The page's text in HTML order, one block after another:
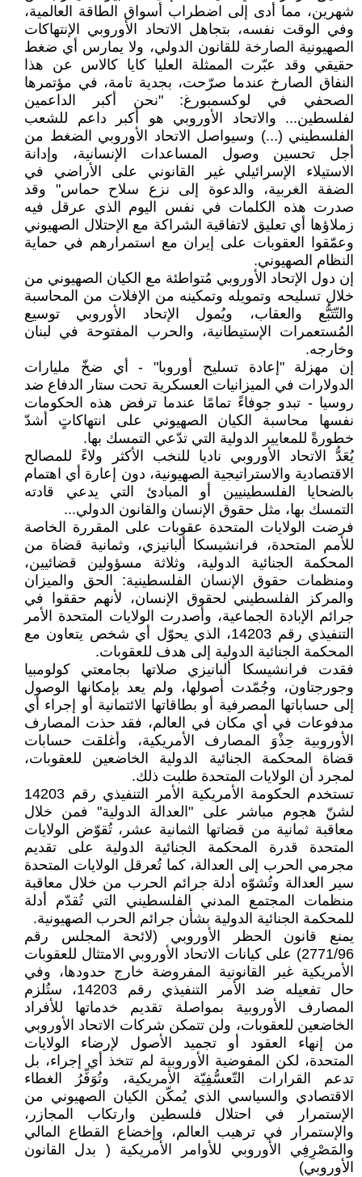
شهرين، مما أدى إلى اضطراب أسواق الطاقة العالمية،
وفي الوقت نفسه، بتجاهل الاتحاد الأوروبي الإنتهاكات
الصهيونية الصارخة للقانون الدولي، ولا يمارس أي ضغط
حقيقي وقد عبّرت الممثلة العليا كايا كالاس عن هذا
النفاق الصارخ عندما صرّحت، بجدية تامة، في مؤتمرها
الصحفي في لوكسمبورغ: "نحن أكبر الداعمين
لفلسطين... والاتحاد الأوروبي هو أكبر داعم للشعب
الفلسطيني (...) وسيواصل الاتحاد الأوروبي الضغط من
أجل تحسين وصول المساعدات الإنسانية، وإدانة
الاستيلاء الإسرائيلي غير القانوني على الأراضي في
الضفة الغربية، والدعوة إلى نزع سلاح حماس" وقد
صدرت هذه الكلمات في نفس اليوم الذي عرقل فيه
زملاؤها أي تعليق لاتفاقية الشراكة مع الإحتلال الصهيوني
وعمّقوا العقوبات على إيران مع استمرارهم في حماية
النظام الصهيوني.
إن دول الإتحاد الأوروبي مُتواطئة مع الكيان الصهيوني من
خلال تسليحه وتمويله وتمكينه من الإفلات من المحاسبة
والتّتَبُّع والعقاب، ويُمول الإتحاد الأوروبي توسيع
المُستعمرات الإستيطانية، والحرب المفتوحة في لبنان
وخارجه.
إن مهزلة "إعادة تسليح أوروبا" - أي ضخّ مليارات
الدولارات في الميزانيات العسكرية تحت ستار الدفاع ضد
روسيا - تبدو جوفاءً تمامًا عندما ترفض هذه الحكومات
نفسها محاسبة الكيان الصهيوني على انتهاكاتٍ أشدّ
خطورةً للمعايير الدولية التي تدّعي التمسك بها.
يُعَدُّ الاتحاد الأوروبي ناديا للنخب الأكثر ولاءً للمصالح
الاقتصادية والاستراتيجية الصهيونية، دون إعارة أي اهتمام
بالضحايا الفلسطينيين أو المبادئ التي يدعي قادته
التمسك بها، مثل حقوق الإنسان والقانون الدولي...
فرضت الولايات المتحدة عقوبات على المقررة الخاصة
للأمم المتحدة، فرانشيسكا ألبانيزي، وثمانية قضاة من
المحكمة الجنائية الدولية، وثلاثة مسؤولين قضائيين،
ومنظمات حقوق الإنسان الفلسطينية: الحق والميزان
والمركز الفلسطيني لحقوق الإنسان، لأنهم حققوا في
جرائم الإبادة الجماعية، وأصدرت الولايات المتحدة الأمر
التنفيذي رقم 14203، الذي يحوّل أي شخص يتعاون مع
المحكمة الجنائية الدولية إلى هدف للعقوبات.
فقدت فرانشيسكا ألبانيزي صلاتها بجامعتي كولومبيا
وجورجتاون، وجُمّدت أصولها، ولم يعد بإمكانها الوصول
إلى حساباتها المصرفية أو بطاقاتها الائتمانية أو إجراء أي
مدفوعات في أي مكان في العالم، فقد حذت المصارف
الأوروبية حِذْوَ المصارف الأمريكية، وأغلقت حسابات
قضاة المحكمة الجنائية الدولية الخاضعين للعقوبات،
لمجرد أن الولايات المتحدة طلبت ذلك.
تستخدم الحكومة الأمريكية الأمر التنفيذي رقم 14203
لشنّ هجوم مباشر على "العدالة الدولية" فمن خلال
معاقبة ثمانية من قضاتها الثمانية عشر، تُقوّض الولايات
المتحدة قدرة المحكمة الجنائية الدولية على تقديم
مجرمي الحرب إلى العدالة، كما تُعرقل الولايات المتحدة
سير العدالة وتُشوّه أدلة جرائم الحرب من خلال معاقبة
منظمات المجتمع المدني الفلسطيني التي تُقدّم أدلة
للمحكمة الجنائية الدولية بشأن جرائم الحرب الصهيونية.
يمنع قانون الحظر الأوروبي (لائحة المجلس رقم
2771/96) على كيانات الاتحاد الأوروبي الامتثال للعقوبات
الأمريكية غير القانونية المفروضة خارج حدودها، وفي
حال تفعيله ضد الأمر التنفيذي رقم 14203، ستُلزم
المصارف الأوروبية بمواصلة تقديم خدماتها للأفراد
الخاضعين للعقوبات، ولن تتمكن شركات الاتحاد الأوروبي
من إنهاء العقود أو تجميد الأصول لإرضاء الولايات
المتحدة، لكن المفوضية الأوروبية لم تتخذ أي إجراء، بل
تدعم القرارات التّعسُّفِيّة الأمريكية، وتُوَفِّرُ الغطاء
الاقتصادي والسياسي الذي يُمكّن الكيان الصهيوني من
الإستمرار في احتلال فلسطين وارتكاب المجازر،
والإستمرار في ترهيب العالم، وإخضاع القطاع المالي
والمَصْرِفِي الأوروبي للأوامر الأمريكية ( بدل القانون
الأوروبي)